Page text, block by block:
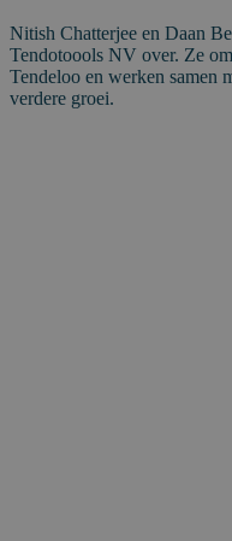
Nitish Chatterjee en Daan
Tendotoools NV over. Ze
Tendeloo en werken samen
verdere groei.